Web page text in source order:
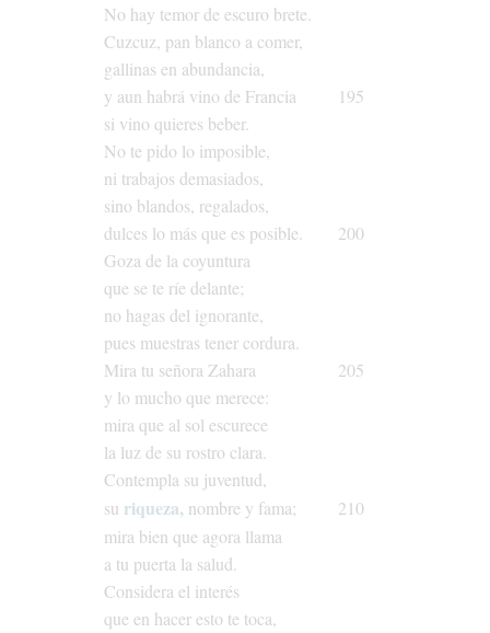
No hay temor de escuro brete.
Cuzcuz, pan blanco acomer,
gallinas en abundancia,
y aun habrá vino de Francia
195
si vino quieres beber.
No te pido lo imposible,
ni trabajos demasiados,
sino blandos, regalados,
dulces lo más que es posible.
200
Goza de lacoyuntura
que se te ríe delante;
no hagas del ignorante,
pues muestras tenercordura.
Mira tu señoraZahara
205
y lo mucho que merece:
miraque al sol escurece
la luz de su rostro clara.
Contempla su juventud,
su riqueza, nombre y fama;
210
mira bien que agora llama
a tu puerta la salud.
Considerael interés
que en haceresto te toca,